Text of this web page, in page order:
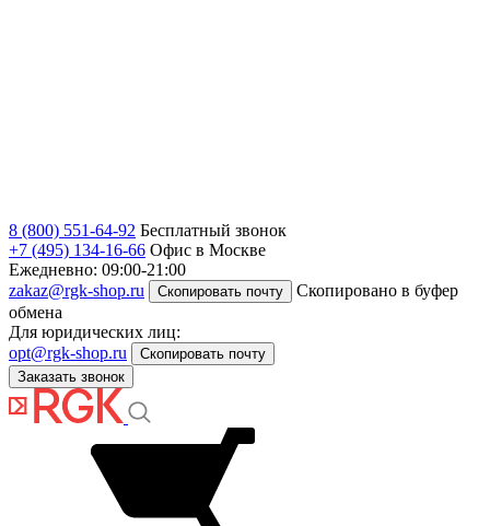
8 (800) 551-64-92 Бесплатный звонок
+7 (495) 134-16-66 Офис в Москве
Ежедневно: 09:00-21:00
zakaz@rgk-shop.ru
Скопировать почту
Скопировано в буфер
обмена
Для юридических лиц:
opt@rgk-shop.ru
Скопировать почту
Заказать звонок